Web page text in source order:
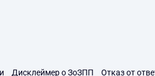
Дисклеймер о ЗоЗПП Отказ от